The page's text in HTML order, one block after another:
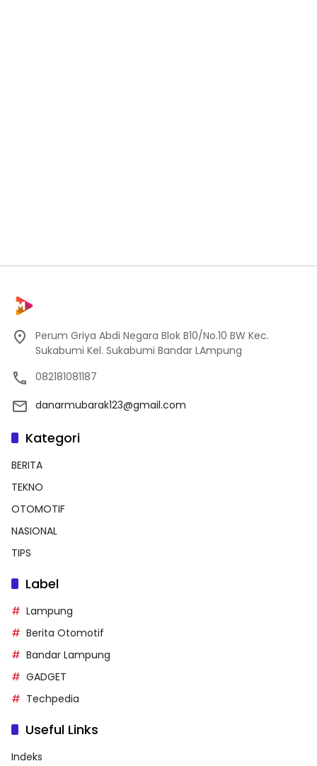
Perum Griya Abdi Negara Blok B10/No.10 BW Kec.
Sukabumi Kel. Sukabumi Bandar LAmpung
082181081187
danarmubarak123@gmail.com
Kategori
BERITA
TEKNO
OTOMOTIF
NASIONAL
TIPS
Label
Lampung
Berita Otomotif
Bandar Lampung
GADGET
Techpedia
Useful Links
Indeks